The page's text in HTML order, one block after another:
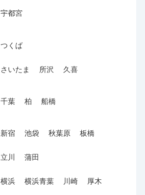
宇都宮
つくば
さいたま 所沢 久喜
千葉 柏 船橋
新宿 池袋 秋葉原 板橋
立川 蒲田
横浜 横浜青葉 川崎 厚木